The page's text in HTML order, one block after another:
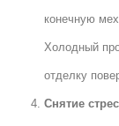
конечную
Холодный
отделку
Снятие